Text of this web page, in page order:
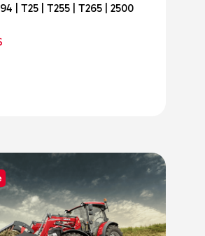
| T25 | T255 | T265 | 2500